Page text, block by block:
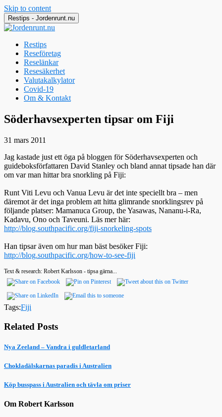
Skip to content
Restips - Jordenrunt.nu
Restips
Reseföretag
Reselänkar
Resesäkerhet
Valutakalkylator
Covid-19
Om & Kontakt
Jordenrunt.nu
Tusen Restips från hela världen
Söderhavsexperten tipsar om Fiji
31 mars 2011
Jag kastade just ett öga på bloggen för Söderhavsexperten och
guideboksförfattaren David Stanley och bland annat tipsade han där
om var man hittar bra snorkling på Fiji:
Runt Viti Levu och Vanua Levu är det inte speciellt bra – men
däremot är det inga problem att hitta glimrande snorklingsrev på
följande platser: Mamanuca Group, the Yasawas, Nananu-i-Ra,
Kadavu, Ono och Taveuni. Läs mer här:
http://blog.southpacific.org/fiji-snorkeling-spots
Han tipsar även om hur man bäst besöker Fiji:
http://blog.southpacific.org/how-to-see-fiji
Text & research: Robert Karlsson - tipsa gärna...
Tags:Fiji
Related Posts
Nya Zeeland – Vandra i guldletarland
Chokladälskarnas paradis i Australien
Köp busspass i Australien och tävla om priser
Om Robert Karlsson